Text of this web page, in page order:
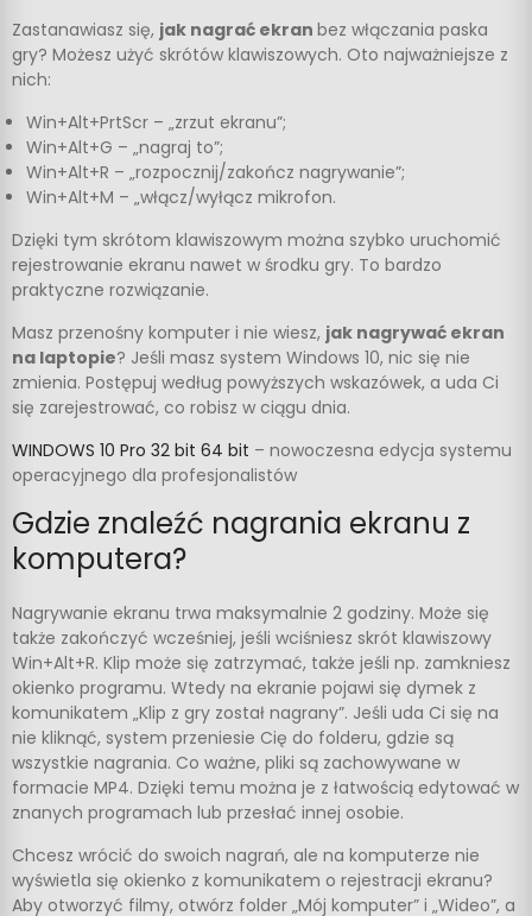
Zastanawiasz się, jak nagrać ekran bez włączania paska
gry? Możesz użyć skrótów klawiszowych. Oto najważniejsze z
nich:
Win+Alt+PrtScr – „zrzut ekranu”;
Win+Alt+G – „nagraj to”;
Win+Alt+R – „rozpocznij/zakończ nagrywanie”;
Win+Alt+M – „włącz/wyłącz mikrofon.
Dzięki tym skrótom klawiszowym można szybko uruchomić
rejestrowanie ekranu nawet w środku gry. To bardzo
praktyczne rozwiązanie.
Masz przenośny komputer i nie wiesz, jak nagrywać ekran
na laptopie? Jeśli masz system Windows 10, nic się nie
zmienia. Postępuj według powyższych wskazówek, a uda Ci
się zarejestrować, co robisz w ciągu dnia.
WINDOWS 10 Pro 32 bit 64 bit – nowoczesna edycja systemu
operacyjnego dla profesjonalistów
Gdzie znaleźć nagrania ekranu z
komputera?
Nagrywanie ekranu trwa maksymalnie 2 godziny. Może się
także zakończyć wcześniej, jeśli wciśniesz skrót klawiszowy
Win+Alt+R. Klip może się zatrzymać, także jeśli np. zamkniesz
okienko programu. Wtedy na ekranie pojawi się dymek z
komunikatem „Klip z gry został nagrany”. Jeśli uda Ci się na
nie kliknąć, system przeniesie Cię do folderu, gdzie są
wszystkie nagrania. Co ważne, pliki są zachowywane w
formacie MP4. Dzięki temu można je z łatwością edytować w
znanych programach lub przesłać innej osobie.
Chcesz wrócić do swoich nagrań, ale na komputerze nie
wyświetla się okienko z komunikatem o rejestracji ekranu?
Aby otworzyć filmy, otwórz folder „Mój komputer” i „Wideo”, a